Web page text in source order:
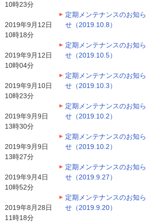
10時23分
2019年9月12日
10時18分
定期メンテナンスのお知ら
せ（2019.10.8）
2019年9月12日
10時04分
定期メンテナンスのお知ら
せ（2019.10.5）
2019年9月10日
10時23分
定期メンテナンスのお知ら
せ（2019.10.3）
2019年9月9日
13時30分
定期メンテナンスのお知ら
せ（2019.10.2）
2019年9月9日
13時27分
定期メンテナンスのお知ら
せ（2019.10.2）
2019年9月4日
10時52分
定期メンテナンスのお知ら
せ（2019.9.27）
2019年8月28日
11時18分
定期メンテナンスのお知ら
せ（2019.9.20）